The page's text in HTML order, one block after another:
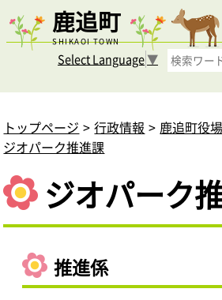
鹿追町
SHIKAOI TOWN
Select Language▼
トップページ 行政情報
鹿追町役
ジオパーク推進課
ジオパーク
推進係